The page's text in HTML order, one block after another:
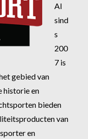
Al
sind
s
200
7 is
gebied van
historie en
bieden
van
en